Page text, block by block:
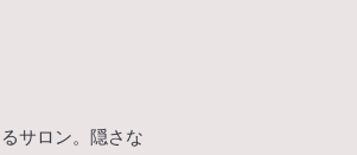
サロン。隠さな